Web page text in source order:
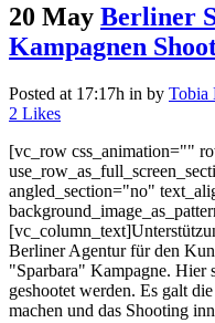
20 May Berliner
Kampagnen
Posted at 17:17h in by Tobia
2 Likes
[vc_row css_animation=""
angled_section="no"
Berliner Agentur für den
"Sparbara" Kampagne. Hier
geshootet werden. Es galt
machen und das Shooting